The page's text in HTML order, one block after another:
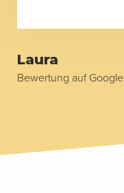
Laura
Bewertung auf Google